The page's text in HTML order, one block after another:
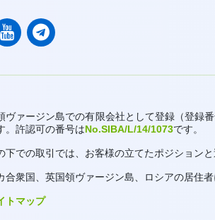
ヴァージン島での有限会社として登録（登
。許認可の番号はNo.SIBA/L/14/1073です。
下での取引では、お客様の立てたポジション
合衆国、英国領ヴァージン島、ロシアの居住
トマップ